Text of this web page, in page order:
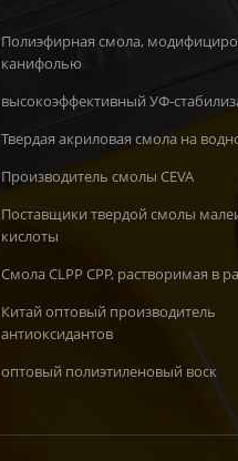
Полиэфирная смола,
канифолью
высокоэффективный УФ-
Твердая акриловая смола на
Производитель смолы CEVA
Поставщики твердой смолы
кислоты
Смола CLPP CPP, растворимая в
Китай оптовый производитель
антиоксидантов
oптовый полиэтиленовый воск